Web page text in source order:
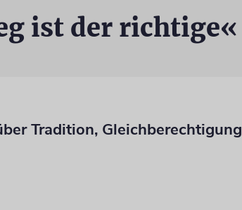
ist der richtige«
Tradition, Gleichberechtigung